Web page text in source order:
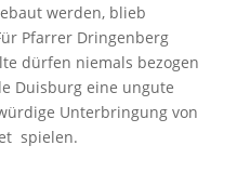
werden, blieb
Pfarrer Dringenberg
dürfen niemals bezogen
Duisburg eine ungute
Unterbringung von
spielen.